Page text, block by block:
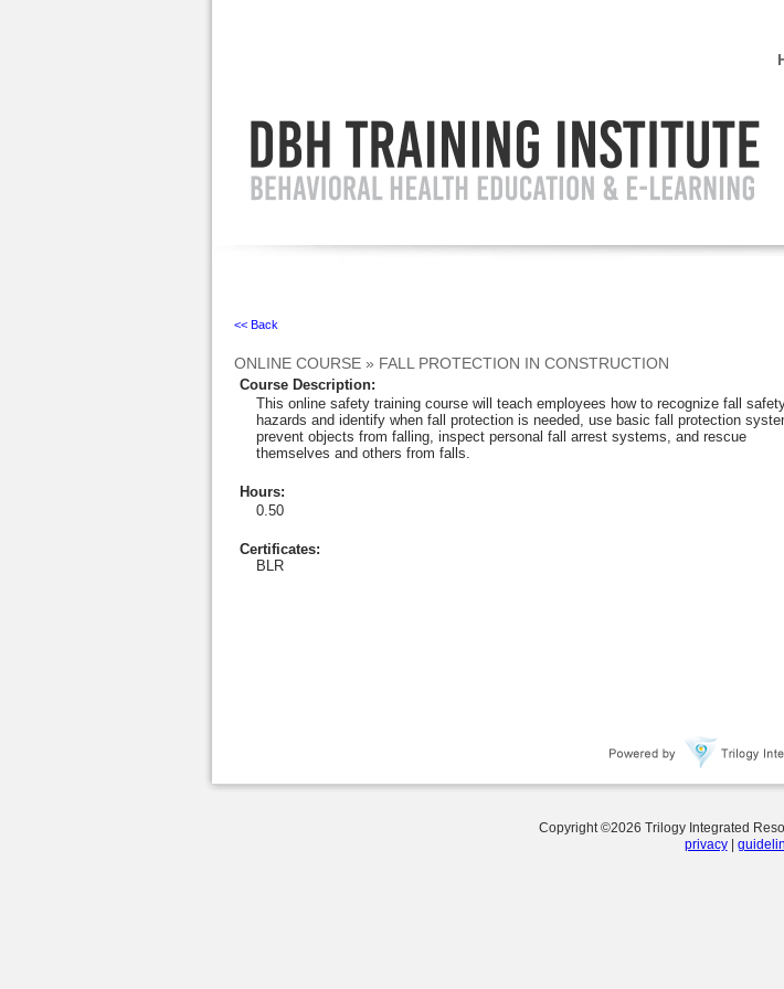
<< Back
ONLINE COURSE » FALL PROTECTION IN CONSTRUCTION
Course Description:
This online safety training course will teach employees how to recognize fall
hazards and identify when fall protection is needed, use basic fall protection
prevent objects from falling, inspect personal fall arrest systems, and rescue
themselves and others from falls.
Hours:
0.50
Certificates:
BLR
Copyright ©2026 Trilogy Integrated
privacy